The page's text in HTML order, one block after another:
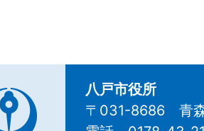
八戸市役所
〒031-8686 青森